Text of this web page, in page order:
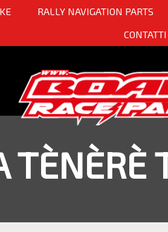
RALLY NAVIGATION PARTS
CONTATTI
TÈNÈRÈ